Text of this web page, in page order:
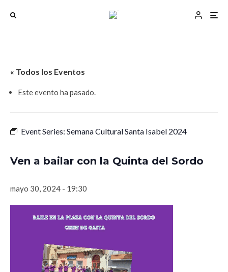
« Todos los Eventos
Este evento ha pasado.
Event Series: Semana Cultural Santa Isabel 2024
Ven a bailar con la Quinta del Sordo
mayo 30, 2024 - 19:30